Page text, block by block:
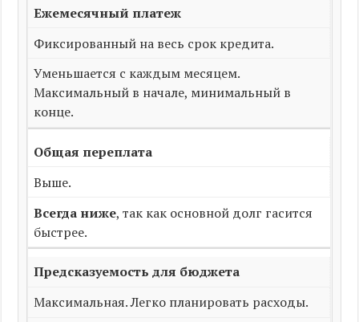
Ежемесячный платеж
Фиксированный на весь срок кредита.
Уменьшается с каждым месяцем.
Максимальный в начале, минимальный в
конце.
Общая переплата
Выше.
Всегда ниже, так как основной долг гасится
быстрее.
Предсказуемость для бюджета
Максимальная. Легко планировать расходы.